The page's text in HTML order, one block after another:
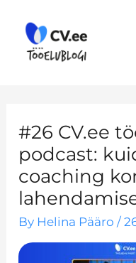
content
#26 CV.ee
podcast:
coaching
By Helina Pääro/